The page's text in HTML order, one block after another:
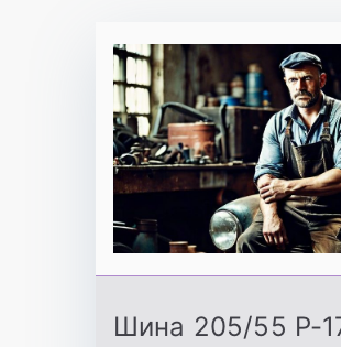
содержимому
Шина 205/55 Р-